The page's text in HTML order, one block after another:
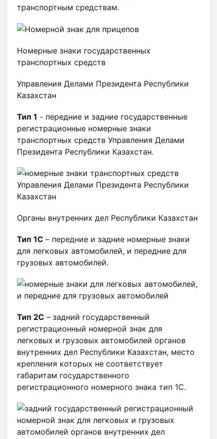
транспортным средствам.
Номерные знаки государственных
транспортных средств
Управления Делами Президента Республики
Казахстан
Тип 1 - передние и задние государственные
регистрационные номерные знаки
транспортных средств Управления Делами
Президента Республики Казахстан.
Органы внутренних дел Республики Казахстан
Тип 1С – передние и задние номерные знаки
для легковых автомобилей, и передние для
грузовых автомобилей.
Тип 2С – задний государственный
регистрационный номерной знак для
легковых и грузовых автомобилей органов
внутренних дел Республики Казахстан, место
крепления которых не соответствует
габаритам государственного
регистрационного номерного знака тип 1С.